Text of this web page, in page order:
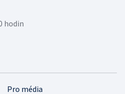
Pro média
hodin